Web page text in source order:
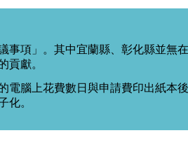
事項」。其中宜蘭縣、彰化縣並無
貢獻。
腦上花費數日與申請費印出紙本
化。